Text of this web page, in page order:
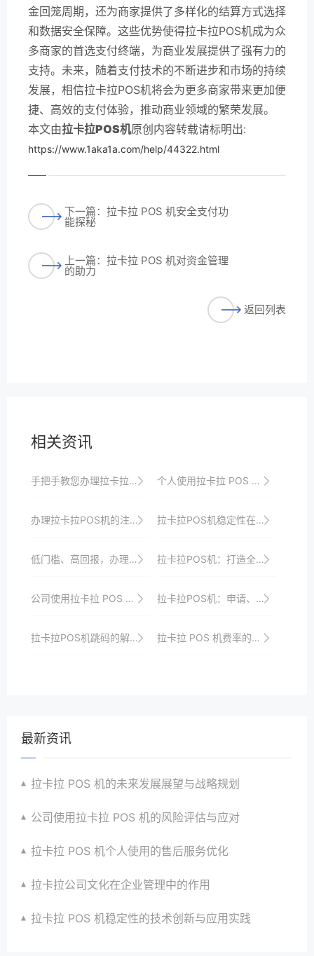
金回笼周期，还为商家提供了多样化的结算方式选择
和数据安全保障。这些优势使得拉卡拉POS机成为众
多商家的首选支付终端，为商业发展提供了强有力的
支持。未来，随着支付技术的不断进步和市场的持续
发展，相信拉卡拉POS机将会为更多商家带来更加便
捷、高效的支付体验，推动商业领域的繁荣发展。
本文由拉卡拉POS机原创内容转载请标明出:
https://www.1aka1a.com/help/44322.html
下一篇：拉卡拉 POS 机安全支付功
能探秘
上一篇：拉卡拉 POS 机对资金管理
的助力
返回列表
相关资讯
手把手教您办理拉卡拉POS机，让您不再为迷茫 个人使用拉卡拉 POS 机的资金管理策略
办理拉卡拉POS机的注意要点 拉卡拉POS机稳定性在复杂环境下的表现
低门槛、高回报，办理拉卡拉POS机为您创造财富 拉卡拉POS机：打造全新的商业生态圈
公司使用拉卡拉 POS 机的效率提升 拉卡拉POS机：申请、办理、使用的全流程指南
拉卡拉POS机跳码的解决对策探讨 拉卡拉 POS 机费率的行业标准探讨
最新资讯
拉卡拉 POS 机的未来发展展望与战略规划
公司使用拉卡拉 POS 机的风险评估与应对
拉卡拉 POS 机个人使用的售后服务优化
拉卡拉公司文化在企业管理中的作用
拉卡拉 POS 机稳定性的技术创新与应用实践